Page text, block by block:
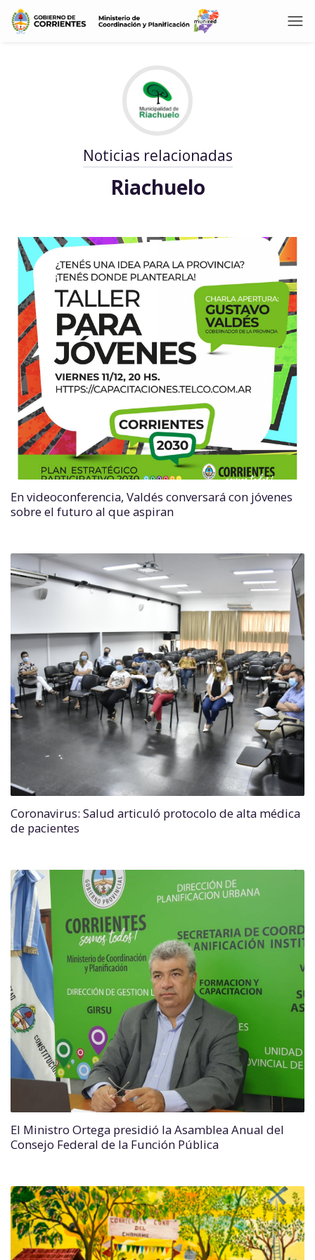
Noticias relacionadas
Riachuelo
En videoconferencia, Valdés conversará con jóvenes
sobre el futuro al que aspiran
Coronavirus: Salud articuló protocolo de alta médica
de pacientes
El Ministro Ortega presidió la Asamblea Anual del
Consejo Federal de la Función Pública